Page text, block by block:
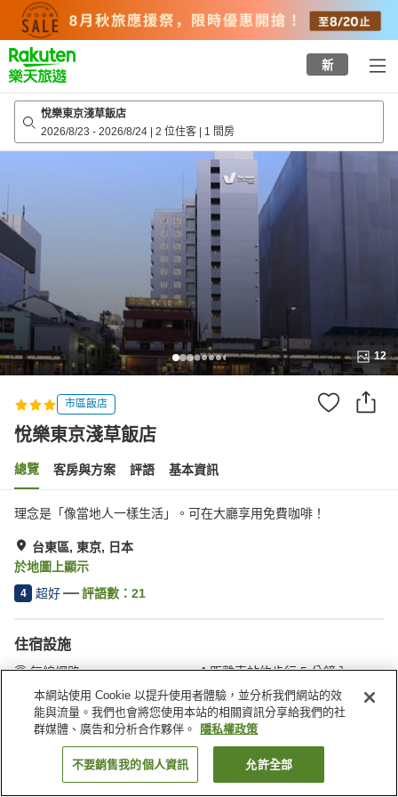
top
page
新
悅樂東京淺草飯店
2026/8/23 - 2026/8/24 | 2 位住客 | 1 間房
12
市區飯店
悅樂東京淺草飯店
總覽 客房與方案 評語 基本資訊
理念是「像當地人一樣生活」。可在大廳享用免費咖啡！
台東區, 東京, 日本
於地圖上顯示
4 超好 評語數： 21
住宿設施
無線網路
距離車站約步行 5 分鐘內
休息室
全館禁菸
首頁 日本 東京 台東區 悅樂東京淺草飯店
找客房
本網站使用 Cookie 以提升使用者體驗，並分析我們網站的效
能與流量。我們也會將您使用本站的相關資訊分享給我們的社
群媒體、廣告和分析合作夥伴。
隱私權政策
不要銷售我的個人資訊 允許全部